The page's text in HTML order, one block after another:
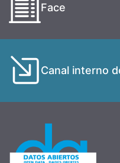
Face
Canal interno